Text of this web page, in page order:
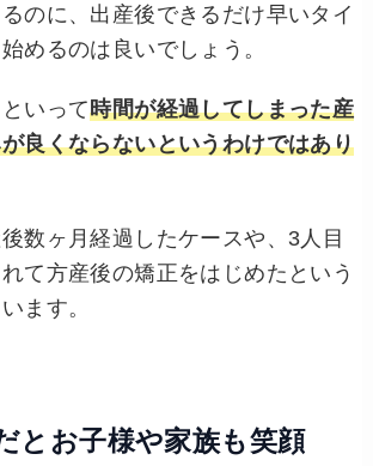
のに、出産後できるだけ早いタイ
めるのは良いでしょう。
いって時間が経過してしまった産
良くならないというわけではあり
数ヶ月経過したケースや、3人目
て方産後の矯正をはじめたという
ます。
とお子様や家族も笑顔